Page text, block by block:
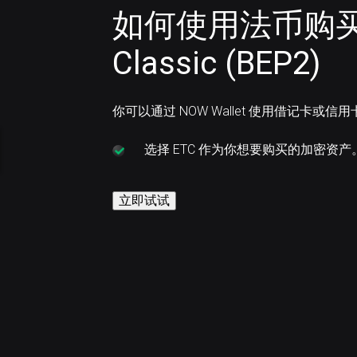
如何使用法币购
Classic (BEP2)
你可以通过 NOW Wallet 使用借记卡或信用
选择 ETC 作为你想要购买的加密资产
立即试试